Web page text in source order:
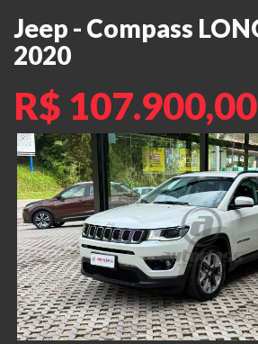
Jeep - Compass
2020
R$ 107.900,00